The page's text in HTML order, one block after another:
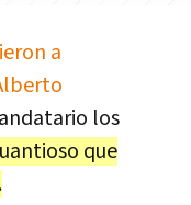
a
los
que